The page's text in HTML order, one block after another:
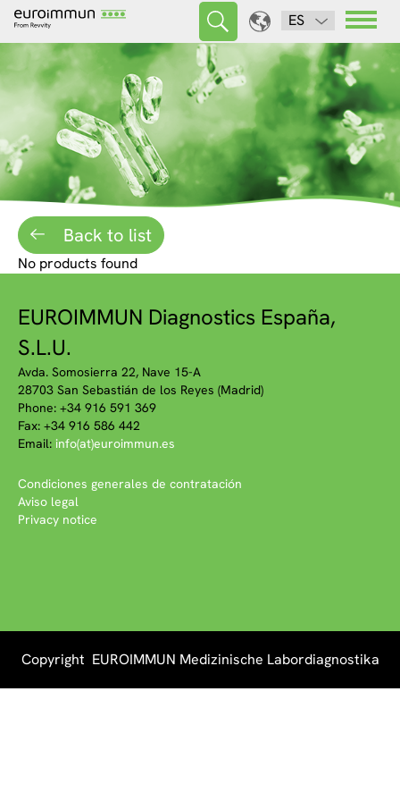
ES
Back to list
No products found
EUROIMMUN Diagnostics España,
S.L.U.
Avda. Somosierra 22, Nave 15-A
28703 San Sebastián de los Reyes (Madrid)
Phone: +34 916 591 369
Fax: +34 916 586 442
Email: info(at)euroimmun.es
Condiciones generales de contratación
Aviso legal
Privacy notice
Copyright EUROIMMUN Medizinische Labordiagnostika